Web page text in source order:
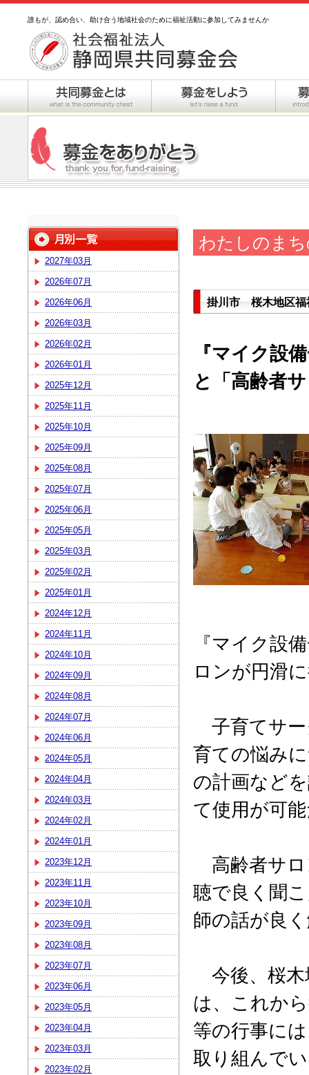
誰もが、認め合い、助け合う地域社会のために福祉活動に参加してみませんか
2027年03月
2026年07月
2026年06月
2026年03月
2026年02月
2026年01月
2025年12月
2025年11月
2025年10月
2025年09月
2025年08月
2025年07月
2025年06月
2025年05月
2025年03月
2025年02月
2025年01月
2024年12月
2024年11月
2024年10月
2024年09月
2024年08月
2024年07月
2024年06月
2024年05月
2024年04月
2024年03月
2024年02月
2024年01月
2023年12月
2023年11月
2023年10月
2023年09月
2023年08月
2023年07月
2023年06月
2023年05月
2023年04月
2023年03月
2023年02月
わたしのま
掛川市 桜木地区福
『マイク設
と「高齢者
『マイク設
ロンが円滑
子育てサー
育ての悩み
の計画など
て使用が可
高齢者サロ
聴で良く聞
師の話が良
今後、桜木
は、これか
等の行事に
取り組んで